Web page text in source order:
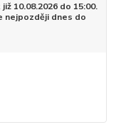
10.08.2026 do 15:00.
nejpozději dnes do